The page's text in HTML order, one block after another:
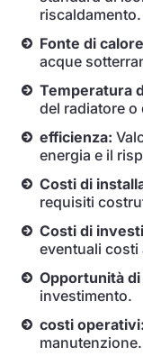
riscaldamento.
Fonte di
acque
Temperatura
del radiatore o
efficienza:
energia e il
Costi di
requisiti
Costi di
eventuali
Opportunità
investimento.
costi operativi:
manutenzione.